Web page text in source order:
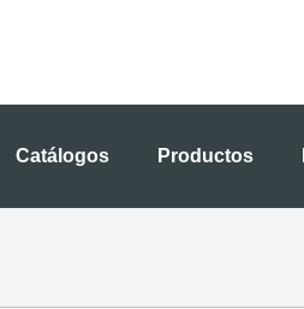
Catálogos Productos